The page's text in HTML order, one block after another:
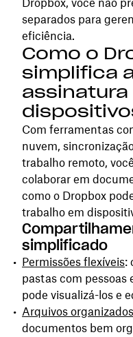
Dropbox, você não
separados para
eficiência.
Como o
simplifica
assinatura
Com ferramentas
nuvem,
trabalho remoto,
colaborar em
como o Dropbox
trabalho em
simplificado
Permissões flexíveis:
pastas com pessoas
pode visualizá-los e
Arquivos organizados
documentos bem